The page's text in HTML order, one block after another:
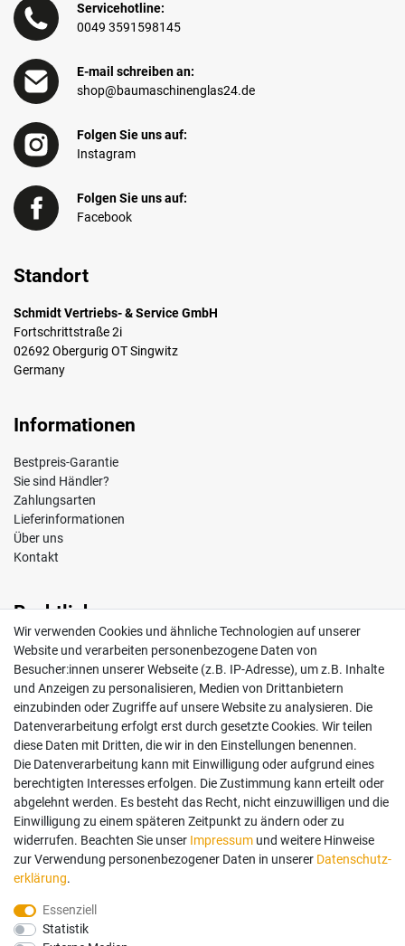
Servicehotline:
0049 3591598145
E-mail schreiben an:
shop@baumaschinenglas24.de
Folgen Sie uns auf:
Instagram
Folgen Sie uns auf:
Facebook
Standort
Schmidt Vertriebs- & Service GmbH
Fortschrittstraße 2i
02692 Obergurig OT Singwitz
Germany
Informationen
Bestpreis-Garantie
Sie sind Händler?
Zahlungsarten
Lieferinformationen
Über uns
Kontakt
Rechtliches
Impressum
AGB
Widerrufsrecht
Datenschutz
Vertrag widerrufen
Mein Konto
Anmelden
Registrieren
Bezahlung und Versand
Wir bieten Ihnen viele Möglichkeiten einer sicheren Bezahlung.
Wir verwenden Cookies und ähnliche Technologien auf unserer
Website und verarbeiten personenbezogene Daten von
Besucher:innen unserer Webseite (z.B. IP-Adresse), um z.B. Inhalte
und Anzeigen zu personalisieren, Medien von Drittanbietern
einzubinden oder Zugriffe auf unsere Website zu analysieren. Die
Datenverarbeitung erfolgt erst durch gesetzte Cookies. Wir teilen
diese Daten mit Dritten, die wir in den Einstellungen benennen.
Die Datenverarbeitung kann mit Einwilligung oder aufgrund eines
berechtigten Interesses erfolgen. Die Zustimmung kann erteilt oder
abgelehnt werden. Es besteht das Recht, nicht einzuwilligen und die
Einwilligung zu einem späteren Zeitpunkt zu ändern oder zu
widerrufen. Beachten Sie unser Impressum und weitere Hinweise
zur Verwendung personenbezogener Daten in unserer Daten­schutz­
erklärung.
Essenziell
Statistik